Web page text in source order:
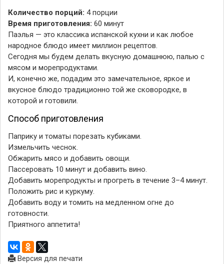
Количество порций: 4 порции
Время приготовления: 60 минут
Паэлья — это классика испанской кухни и как любое
народное блюдо имеет миллион рецептов.
Сегодня мы будем делать вкусную домашнюю, палью с
мясом и морепродуктами.
И, конечно же, подадим это замечательное, яркое и
вкусное блюдо традиционно той же сковородке, в
которой и готовили.
Способ приготовления
Паприку и томаты порезать кубиками.
Измельчить чеснок.
Обжарить мясо и добавить овощи.
Пассеровать 10 минут и добавить вино.
Добавить морепродукты и прогреть в течение 3–4 минут.
Положить рис и куркуму.
Добавить воду и томить на медленном огне до
готовности.
Приятного аппетита!
Версия для печати